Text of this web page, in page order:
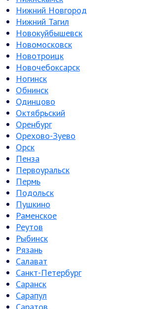
Нижний Новгород
Нижний Тагил
Новокуйбышевск
Новомосковск
Новотроицк
Новочебоксарск
Ногинск
Обнинск
Одинцово
Октябрьский
Оренбург
Орехово-Зуево
Орск
Пенза
Первоуральск
Пермь
Подольск
Пушкино
Раменское
Реутов
Рыбинск
Рязань
Салават
Санкт-Петербург
Саранск
Сарапул